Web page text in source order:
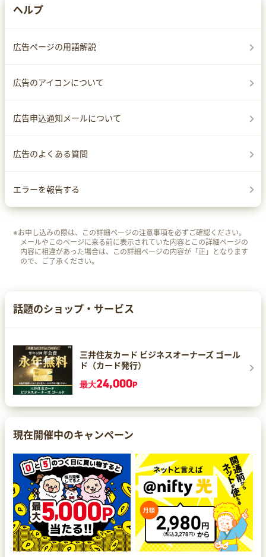
ヘルプ
広告ページの用語解説
広告のアイコンについて
広告申込通知メールについて
広告のよくある質問
エラーを報告する
※お申し込みの際は、この詳細ページの注意事項を必ずご確認ください。
メールやこのページに来る前に表示されていた内容とこの詳細ページの
内容に相違があった場合は、この詳細ページの内容が「正」となります
ので、ご了承ください。
話題のショップ・サービス
三井住友カード ビジネスオーナーズ ゴール
ド（カード発行）
最大24,000P
現在開催中のキャンペーン